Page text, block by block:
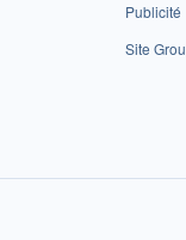
Publicité
Site